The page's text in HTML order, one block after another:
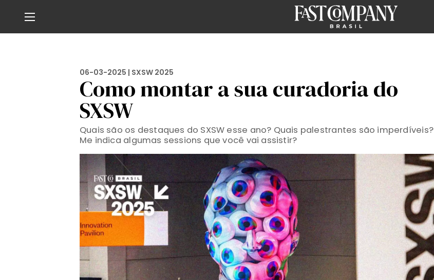
06-03-2025 | SXSW 2025
Como montar a sua curadoria do
SXSW
Quais são os destaques do SXSW esse ano? Quais palestrantes são imperdíveis?
Me indica algumas sessions que você vai assistir?